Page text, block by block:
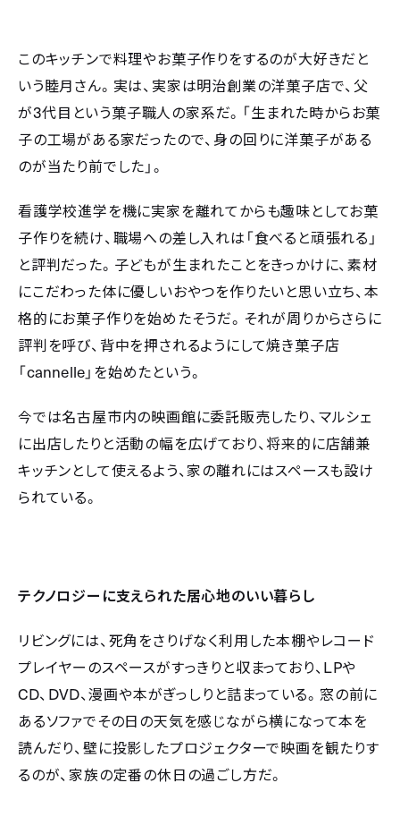
このキッチンで料理やお菓子作りをするのが大好きだと
いう睦月さん。実は、実家は明治創業の洋菓子店で、父
が3代目という菓子職人の家系だ。「生まれた時からお菓
子の工場がある家だったので、身の回りに洋菓子がある
のが当たり前でした」。
看護学校進学を機に実家を離れてからも趣味としてお菓
子作りを続け、職場への差し入れは「食べると頑張れる」
と評判だった。子どもが生まれたことをきっかけに、素材
にこだわった体に優しいおやつを作りたいと思い立ち、本
格的にお菓子作りを始めたそうだ。それが周りからさらに
評判を呼び、背中を押されるようにして焼き菓子店
「cannelle」を始めたという。
今では名古屋市内の映画館に委託販売したり、マルシェ
に出店したりと活動の幅を広げており、将来的に店舗兼
キッチンとして使えるよう、家の離れにはスペースも設け
られている。
テクノロジーに支えられた居心地のいい暮らし
リビングには、死角をさりげなく利用した本棚やレコード
プレイヤーのスペースがすっきりと収まっており、LPや
CD、 DVD、漫画や本がぎっしりと詰まっている。窓の前に
あるソファでその日の天気を感じながら横になって本を
読んだり、壁に投影したプロジェクターで映画を観たりす
るのが、家族の定番の休日の過ごし方だ。